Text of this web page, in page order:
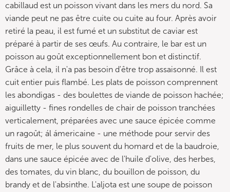
cabillaud est un poisson vivant dans les mers du nord. Sa
viande peut ne pas être cuite ou cuite au four. Après avoir
retiré la peau, il est fumé et un substitut de caviar est
préparé à partir de ses œufs. Au contraire, le bar est un
poisson au goût exceptionnellement bon et distinctif.
Grâce à cela, il n'a pas besoin d'être trop assaisonné. Il est
cuit entier puis flambé. Les plats de poisson comprennent
les abondigas - des boulettes de viande de poisson hachée;
aiguilletty - fines rondelles de chair de poisson tranchées
verticalement, préparées avec une sauce épicée comme
un ragoût; ál ámericaine - une méthode pour servir des
fruits de mer, le plus souvent du homard et de la baudroie,
dans une sauce épicée avec de l'huile d'olive, des herbes,
des tomates, du vin blanc, du bouillon de poisson, du
brandy et de l'absinthe. L'aljota est une soupe de poisson